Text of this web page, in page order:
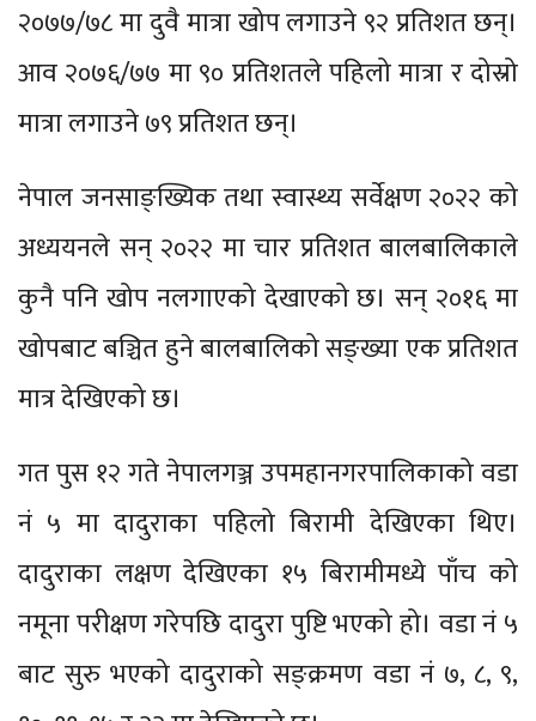
२०७७/७८ मा दुवै मात्रा खोप लगाउने ९२ प्रतिशत छन्।
आव २०७६/७७ मा ९० प्रतिशतले पहिलो मात्रा र दोस्रो
मात्रा लगाउने ७९ प्रतिशत छन्।
नेपाल जनसाङ्ख्यिक तथा स्वास्थ्य सर्वेक्षण २०२२ को
अध्ययनले सन् २०२२ मा चार प्रतिशत बालबालिकाले
कुनै पनि खोप नलगाएको देखाएको छ। सन् २०१६ मा
खोपबाट बञ्चित हुने बालबालिको सङ्ख्या एक प्रतिशत
मात्र देखिएको छ।
गत पुस १२ गते नेपालगञ्ज उपमहानगरपालिकाको वडा
नं ५ मा दादुराका पहिलो बिरामी देखिएका थिए।
दादुराका लक्षण देखिएका १५ बिरामीमध्ये पाँच को
नमूना परीक्षण गरेपछि दादुरा पुष्टि भएको हो। वडा नं ५
बाट सुरु भएको दादुराको सङ्क्रमण वडा नं ७, ८, ९,